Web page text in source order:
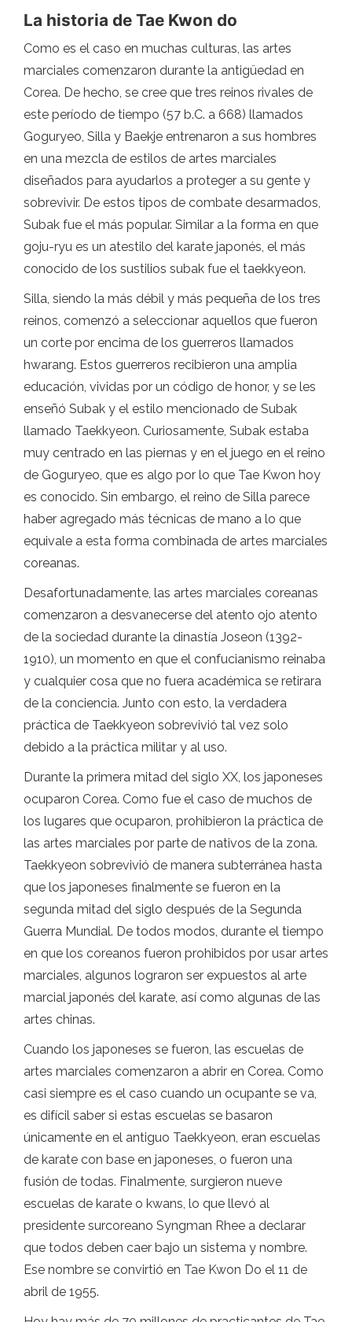
La historia de Tae Kwon do
Como es el caso en muchas culturas, las artes
marciales comenzaron durante la antigüedad en
Corea. De hecho, se cree que tres reinos rivales de
este período de tiempo (57 b.C. a 668) llamados
Goguryeo, Silla y Baekje entrenaron a sus hombres
en una mezcla de estilos de artes marciales
diseñados para ayudarlos a proteger a su gente y
sobrevivir. De estos tipos de combate desarmados,
Subak fue el más popular. Similar a la forma en que
goju-ryu es un atestilo del karate japonés, el más
conocido de los sustilios subak fue el taekkyeon.
Silla, siendo la más débil y más pequeña de los tres
reinos, comenzó a seleccionar aquellos que fueron
un corte por encima de los guerreros llamados
hwarang. Estos guerreros recibieron una amplia
educación, vividas por un código de honor, y se les
enseñó Subak y el estilo mencionado de Subak
llamado Taekkyeon. Curiosamente, Subak estaba
muy centrado en las piernas y en el juego en el reino
de Goguryeo, que es algo por lo que Tae Kwon hoy
es conocido. Sin embargo, el reino de Silla parece
haber agregado más técnicas de mano a lo que
equivale a esta forma combinada de artes marciales
coreanas.
Desafortunadamente, las artes marciales coreanas
comenzaron a desvanecerse del atento ojo atento
de la sociedad durante la dinastía Joseon (1392-
1910), un momento en que el confucianismo reinaba
y cualquier cosa que no fuera académica se retirara
de la conciencia. Junto con esto, la verdadera
práctica de Taekkyeon sobrevivió tal vez solo
debido a la práctica militar y al uso.
Durante la primera mitad del siglo XX, los japoneses
ocuparon Corea. Como fue el caso de muchos de
los lugares que ocuparon, prohibieron la práctica de
las artes marciales por parte de nativos de la zona.
Taekkyeon sobrevivió de manera subterránea hasta
que los japoneses finalmente se fueron en la
segunda mitad del siglo después de la Segunda
Guerra Mundial. De todos modos, durante el tiempo
en que los coreanos fueron prohibidos por usar artes
marciales, algunos lograron ser expuestos al arte
marcial japonés del karate, así como algunas de las
artes chinas.
Cuando los japoneses se fueron, las escuelas de
artes marciales comenzaron a abrir en Corea. Como
casi siempre es el caso cuando un ocupante se va,
es difícil saber si estas escuelas se basaron
únicamente en el antiguo Taekkyeon, eran escuelas
de karate con base en japoneses, o fueron una
fusión de todas. Finalmente, surgieron nueve
escuelas de karate o kwans, lo que llevó al
presidente surcoreano Syngman Rhee a declarar
que todos deben caer bajo un sistema y nombre.
Ese nombre se convirtió en Tae Kwon Do el 11 de
abril de 1955.